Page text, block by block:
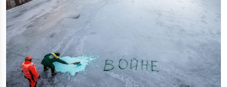
verlag
veranstaltungen
shop
fragen & hilfe